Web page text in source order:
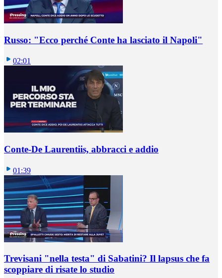
Russo: "Ecco perché Conte ha lasciato il Napoli"
02:01
Conte-De Laurentiis, abbracci e addio
01:39
Trevisani "nella testa" di Sabatini? Il lapsus che fa
scoppiare di risate lo studio